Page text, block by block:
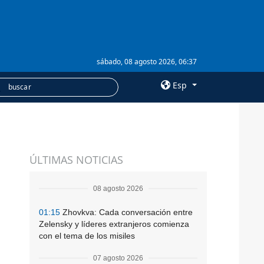
sábado, 08 agosto 2026, 06:37
Esp
Suscripción
ÚLTIMAS NOTICIAS
08 agosto 2026
01:15 Zhovkva: Cada conversación entre
Zelensky y líderes extranjeros comienza
con el tema de los misiles
07 agosto 2026